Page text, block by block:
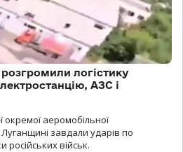
логістику
АЗС і
аеромобільної
завдали ударів по
російських військ.